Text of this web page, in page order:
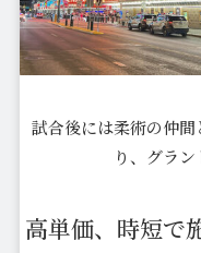
試合後には柔術の仲
り、グラ
高単価、時短で